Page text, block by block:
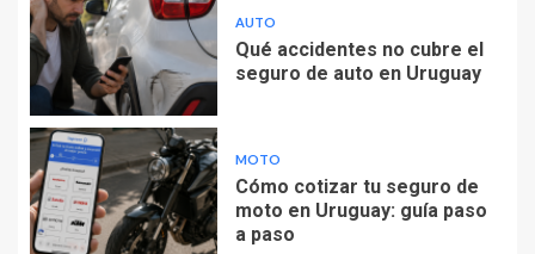
AUTO
Qué accidentes no cubre el
seguro de auto en Uruguay
MOTO
Cómo cotizar tu seguro de
moto en Uruguay: guía paso
a paso